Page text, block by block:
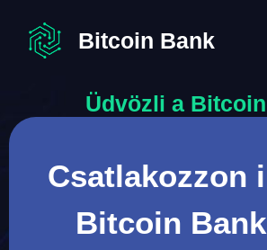
tartalomba
Bitcoin Bank
Üdvözli a
Csatlakozzon
Bitcoin